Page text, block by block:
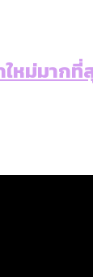
ใหม่มา